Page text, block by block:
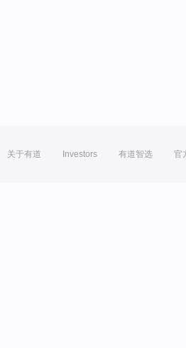
关于有道 Investors 有道智选 官